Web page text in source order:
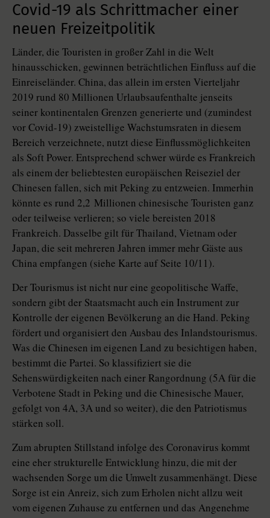
Covid-19 als Schrittmacher einer
neuen Freizeitpolitik
Länder, die Touristen in großer Zahl in die Welt
hinausschicken, gewinnen beträchtlichen Einfluss auf die
Einreiseländer. China, das allein im ersten Vierteljahr
2019 rund 80 Millionen Urlaubsaufenthalte jenseits
seiner kontinentalen Grenzen generierte und (zumindest
vor Covid-19) zweistellige Wachstumsraten in diesem
Bereich verzeichnete, nutzt diese Einflussmöglichkeiten
als Soft Power. Entsprechend schwer würde es Frankreich
als einem der beliebtesten europäischen Reiseziel der
Chinesen fallen, sich mit Peking zu entzweien. Immerhin
könnte es rund 2,2 Millionen chinesische Touristen ganz
oder teilweise verlieren; so viele bereisten 2018
Frankreich. Dasselbe gilt für Thailand, Vietnam oder
Japan, die seit mehreren Jahren immer mehr Gäste aus
China empfangen (siehe Karte auf Seite 10/11).
Der Tourismus ist nicht nur eine geopolitische Waffe,
sondern gibt der Staatsmacht auch ein Instrument zur
Kontrolle der eigenen Bevölkerung an die Hand. Peking
fördert und organisiert den Ausbau des Inlandstourismus.
Was die Chinesen im eigenen Land zu besichtigen haben,
bestimmt die Partei. So klassifiziert sie die
Sehenswürdigkeiten nach einer Rangordnung (5A für die
Verbotene Stadt in Peking und die Chinesische Mauer,
gefolgt von 4A, 3A und so weiter), die den Patrio­tismus
stärken soll.
Zum abrupten Stillstand infolge des Coronavirus kommt
eine eher strukturelle Entwicklung hinzu, die mit der
wachsenden Sorge um die Umwelt zusammenhängt. Diese
Sorge ist ein Anreiz, sich zum Erholen nicht allzu weit
vom eigenen Zuhause zu entfernen und das Angenehme